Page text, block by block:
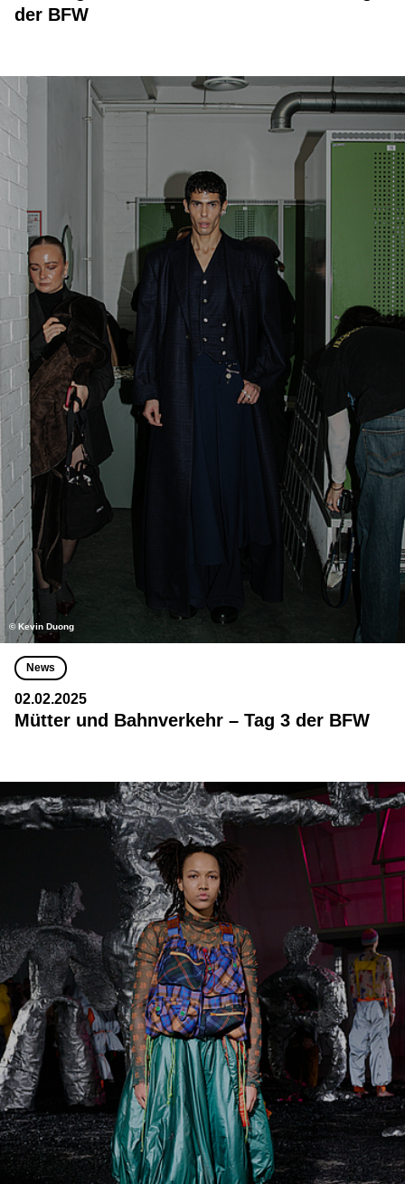
der BFW
© Kevin Duong
News
02.02.2025
Mütter und Bahnverkehr – Tag 3 der BFW